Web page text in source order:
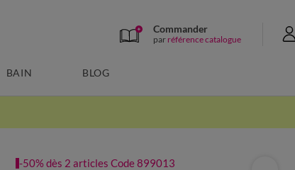
Commander
par référence catalogue
BAIN BLOG
-50% dès 2 articles Code 899013